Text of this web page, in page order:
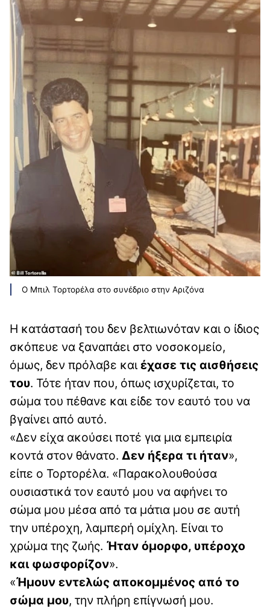
Ο Μπιλ Τορτορέλα στο συνέδριο στην Αριζόνα
Η κατάστασή του δεν βελτιωνόταν και ο ίδιος
σκόπευε να ξαναπάει στο νοσοκομείο,
όμως, δεν πρόλαβε και έχασε τις αισθήσεις
του. Τότε ήταν που, όπως ισχυρίζεται, το
σώμα του πέθανε και είδε τον εαυτό του να
βγαίνει από αυτό.
«Δεν είχα ακούσει ποτέ για μια εμπειρία
κοντά στον θάνατο. Δεν ήξερα τι ήταν»,
είπε ο Τορτορέλα. «Παρακολουθούσα
ουσιαστικά τον εαυτό μου να αφήνει το
σώμα μου μέσα από τα μάτια μου σε αυτή
την υπέροχη, λαμπερή ομίχλη. Είναι το
χρώμα της ζωής. Ήταν όμορφο, υπέροχο
και φωσφορίζον».
«Ήμουν εντελώς αποκομμένος από το
σώμα μου, την πλήρη επίγνωσή μου.